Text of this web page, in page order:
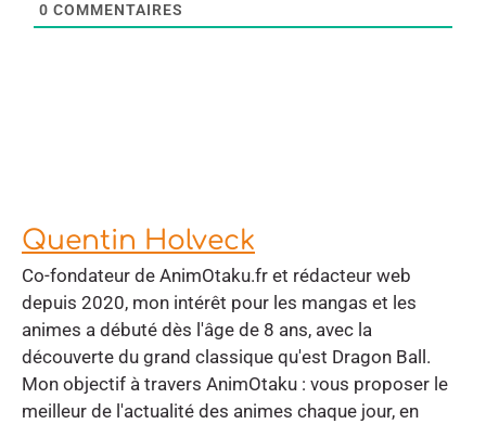
0 COMMENTAIRES
Quentin Holveck
Co-fondateur de AnimOtaku.fr et rédacteur web
depuis 2020, mon intérêt pour les mangas et les
animes a débuté dès l'âge de 8 ans, avec la
découverte du grand classique qu'est Dragon Ball.
Mon objectif à travers AnimOtaku : vous proposer le
meilleur de l'actualité des animes chaque jour, en